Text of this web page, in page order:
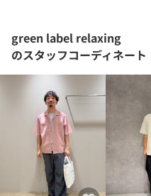
green label relaxing
のスタッフコーディネート